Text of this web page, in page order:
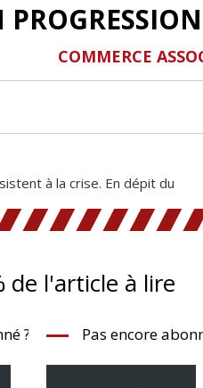
COMMERCE
à la crise. En dépit du
de l'article à lire
? Pas encore